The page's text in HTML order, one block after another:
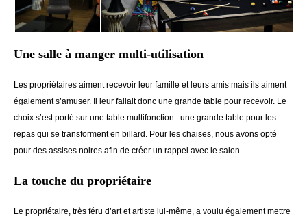
Une salle à manger multi-utilisation
Les propriétaires aiment recevoir leur famille et leurs amis mais ils aiment
également s’amuser. Il leur fallait donc une grande table pour recevoir. Le
choix s’est porté sur une table multifonction : une grande table pour les
repas qui se transforment en billard. Pour les chaises, nous avons opté
pour des assises noires afin de créer un rappel avec le salon.
La touche du propriétaire
Le propriétaire, très féru d’art et artiste lui-même, a voulu également mettre